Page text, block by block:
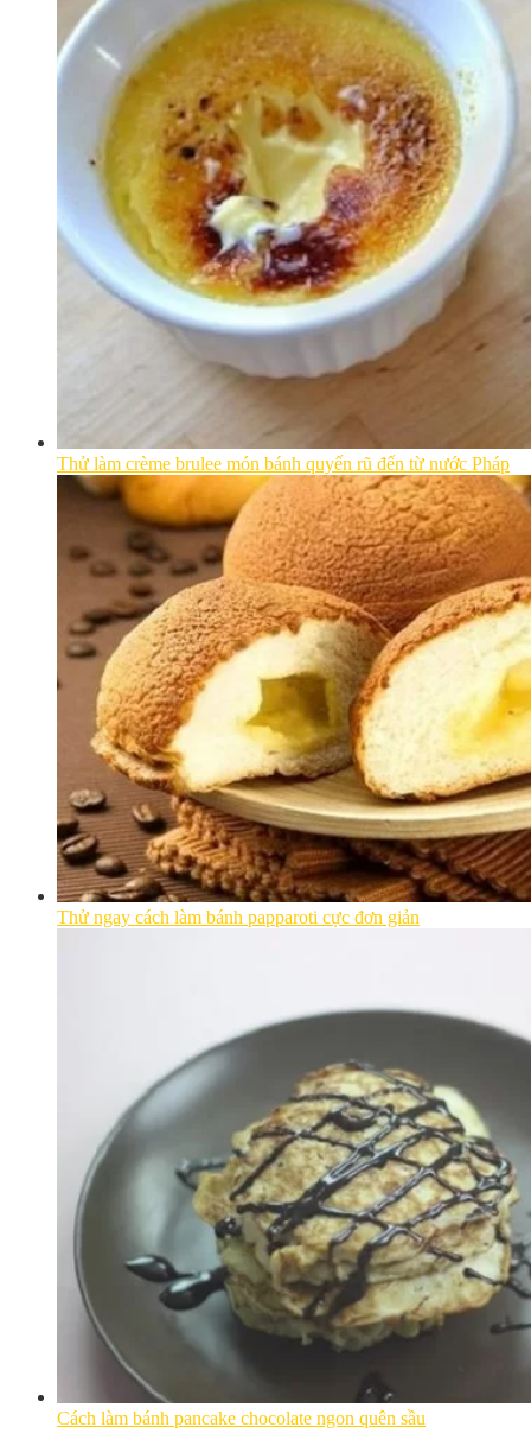
Thử làm crème brulee món bánh quyến rũ đến từ nước Pháp
Thử ngay cách làm bánh papparoti cực đơn giản
Cách làm bánh pancake chocolate ngon quên sầu